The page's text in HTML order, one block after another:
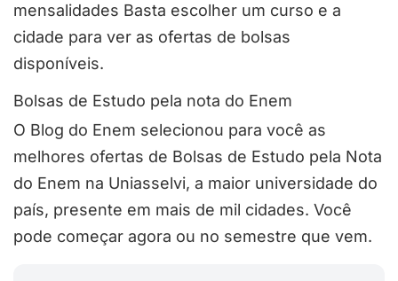
mensalidades Basta escolher um curso e a
cidade para ver as ofertas de bolsas
disponíveis.
Bolsas de Estudo pela nota do Enem
O Blog do Enem selecionou para você as
melhores ofertas de Bolsas de Estudo pela Nota
do Enem na Uniasselvi, a maior universidade do
país, presente em mais de mil cidades. Você
pode começar agora ou no semestre que vem.